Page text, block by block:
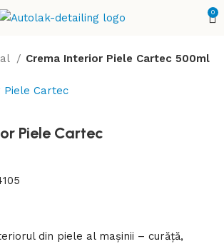
0
Crema Interior Piele Cartec 500ml
Piele Cartec
din piele al mașinii – curăță,